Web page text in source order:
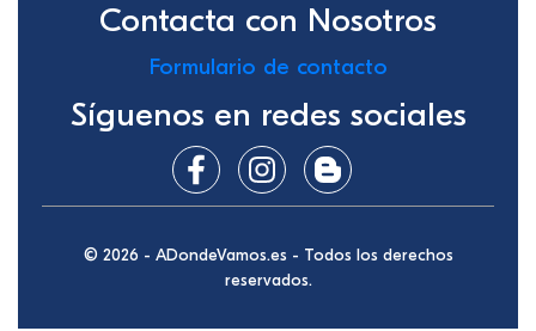
Contacta con Nosotros
Formulario de contacto
Síguenos en redes sociales
© 2026 - ADondeVamos.es - Todos los derechos
reservados.